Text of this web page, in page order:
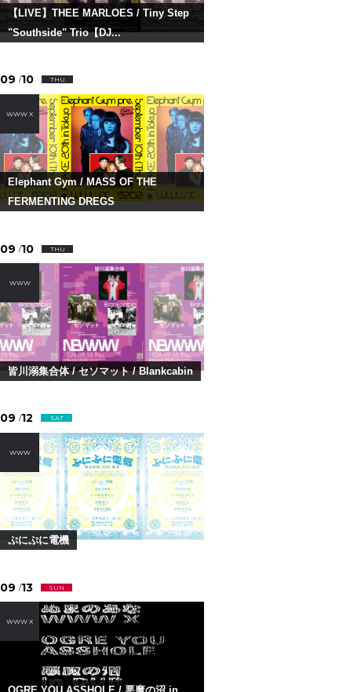
【LIVE】THEE MARLOES / Tiny Step
"Southside" Trio【DJ...
09 /10 THU
WWW X
Elephant Gym / MASS OF THE
FERMENTING DREGS
09 /10 THU
WWW
皆川溺集合体 / セソマット / Blankcabin
09 /12 SAT
WWW
ぷにぷに電機
09 /13 SUN
WWW X